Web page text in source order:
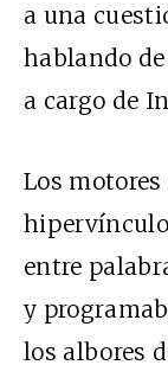
a una
hablando
a cargo de
Los motores
entre
y
los albores